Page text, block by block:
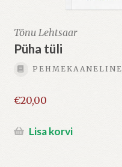
Tõnu Lehtsaar
Püha tüli
PEHMEKAANELINE
€20,00
Lisa korvi